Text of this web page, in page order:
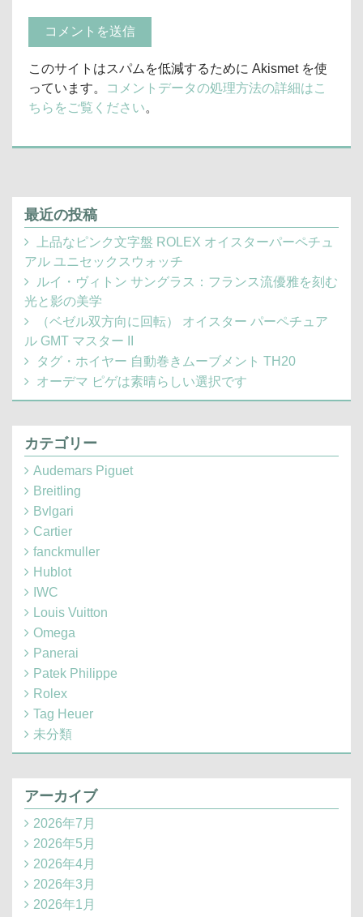
このサイトはスパムを低減するために Akismet を使
っています。
コメントデータの処理方法の詳細はこ
ちらをご覧ください。
最近の投稿
上品なピンク文字盤 ROLEX オイスターパーペチュ
アル ユニセックスウォッチ
ルイ・ヴィトン サングラス：フランス流優雅を刻む
光と影の美学
（ベゼル双方向に回転） オイスター パーペチュア
ル GMT マスター II
タグ・ホイヤー 自動巻きムーブメント TH20
オーデマ ピゲは素晴らしい選択です
カテゴリー
Audemars Piguet
Breitling
Bvlgari
Cartier
fanckmuller
Hublot
IWC
Louis Vuitton
Omega
Panerai
Patek Philippe
Rolex
Tag Heuer
未分類
アーカイブ
2026年7月
2026年5月
2026年4月
2026年3月
2026年1月